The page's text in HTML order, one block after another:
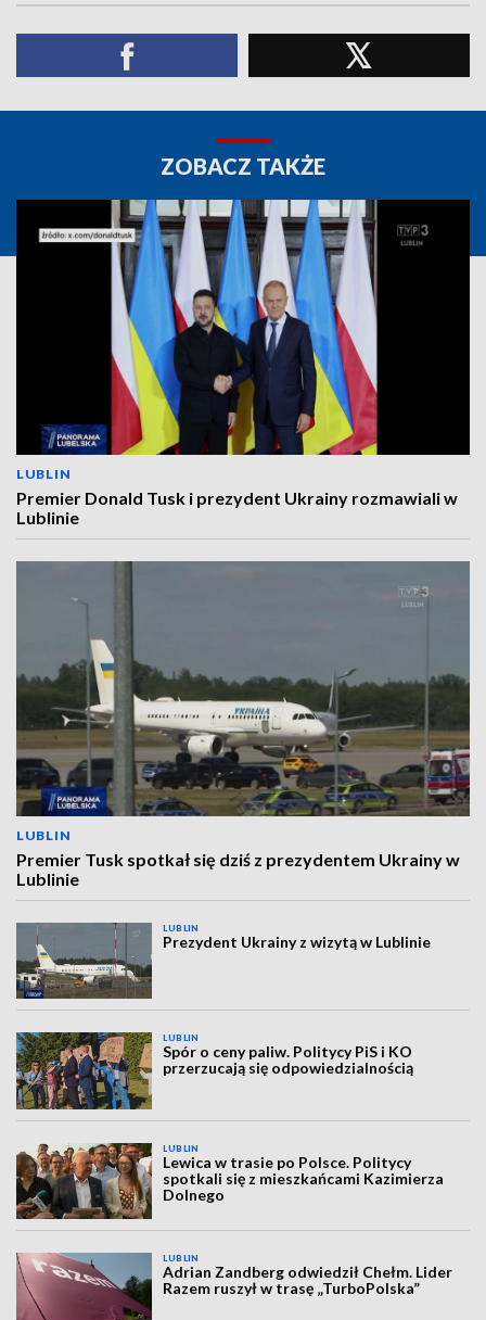
ZOBACZ TAKŻE
LUBLIN
Premier Donald Tusk i prezydent Ukrainy rozmawiali w
Lublinie
LUBLIN
Premier Tusk spotkał się dziś z prezydentem Ukrainy w
Lublinie
LUBLIN
Prezydent Ukrainy z wizytą w Lublinie
LUBLIN
Spór o ceny paliw. Politycy PiS i KO
przerzucają się odpowiedzialnością
LUBLIN
Lewica w trasie po Polsce. Politycy
spotkali się z mieszkańcami Kazimierza
Dolnego
LUBLIN
Adrian Zandberg odwiedził Chełm. Lider
Razem ruszył w trasę „TurboPolska”